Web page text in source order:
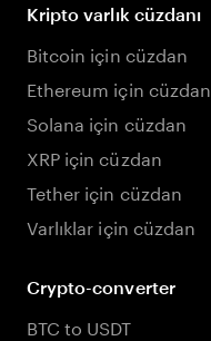
Kripto varlık cüzdanı
Bitcoin için cüzdan
Ethereum için cüzdan
Solana için cüzdan
XRP için cüzdan
Tether için cüzdan
Varlıklar için cüzdan
Crypto-converter
BTC to USDT